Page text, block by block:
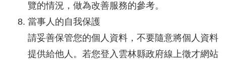
覽的情況，做為改善服務的參考。
當事人的自我保護
請妥善保管您的個人資料，不要隨意將個人資料
提供給他人。若您登入雲林縣政府線上徵才網站